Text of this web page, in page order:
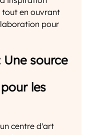
tout en ouvrant
pour
Une source
les
centre d'art